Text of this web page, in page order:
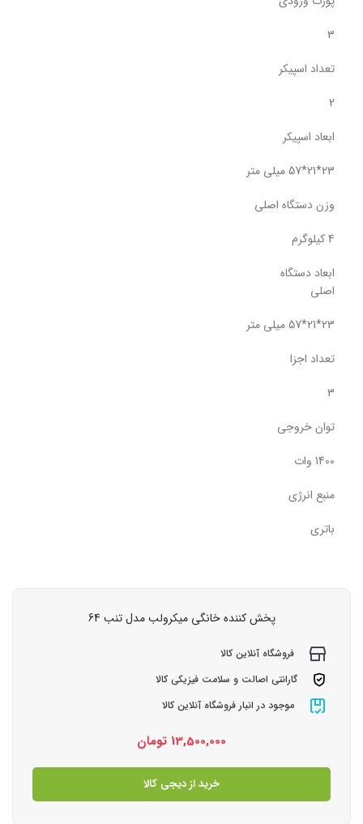
3
تعداد اسپیکر
2
ابعاد اسپیکر
23*21*57 میلی متر
وزن دستگاه اصلی
4 کیلوگرم
ابعاد دستگاه
اصلی
23*21*57 میلی متر
تعداد اجزا
3
توان خروجی
1400 وات
منبع انرژی
باتری
پخش کننده خانگی میکرولب مدل تنب 64
فروشگاه آنلاین کالا
گارانتی اصالت و سلامت فیزیکی کالا
موجود در انبار فروشگاه آنلاین کالا
13,500,000 تومان
خرید از دیجی کالا